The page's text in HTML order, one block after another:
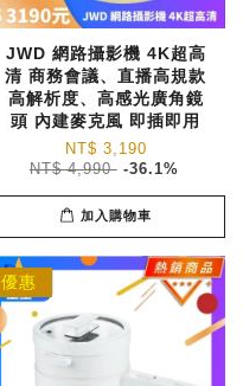
JWD 網路攝影機 4K超高
清 商務會議、直播高規款
高解析度、高感光廣角鏡
頭 內建麥克風 即插即用
NT$ 3,190
NT$ 4,990 -36.1%
加入購物車
優惠